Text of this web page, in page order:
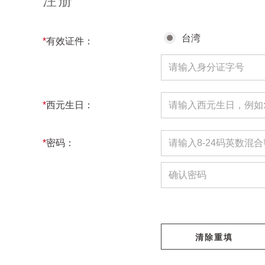
*有效证件： 台湾
*西元生日：
*密码：